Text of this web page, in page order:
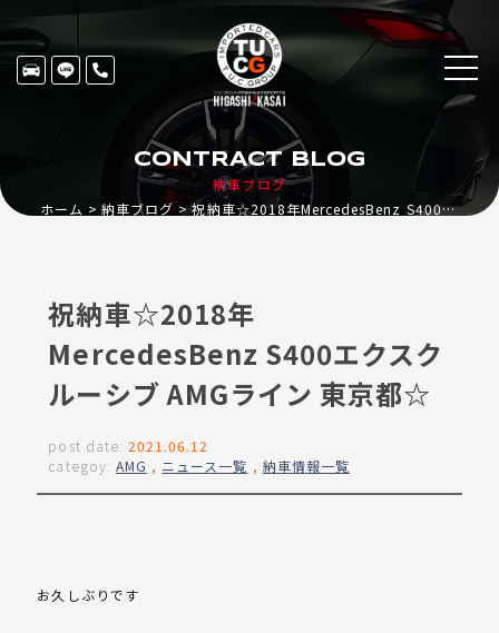
納車ブログ
CONTRACT BLOG
ホーム 納車ブログ 祝納車☆2018年MercedesBenz S400エクスクルーシブ AMGライン 東京都☆
祝納車☆2018年
MercedesBenz S400エクスク
ルーシブ AMGライン 東京都☆
post date: 2021.06.12
categoy: AMG , ニュース一覧 , 納車情報一覧
お久しぶりです